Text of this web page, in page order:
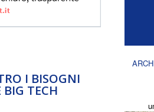
I BISOGNI
TECH